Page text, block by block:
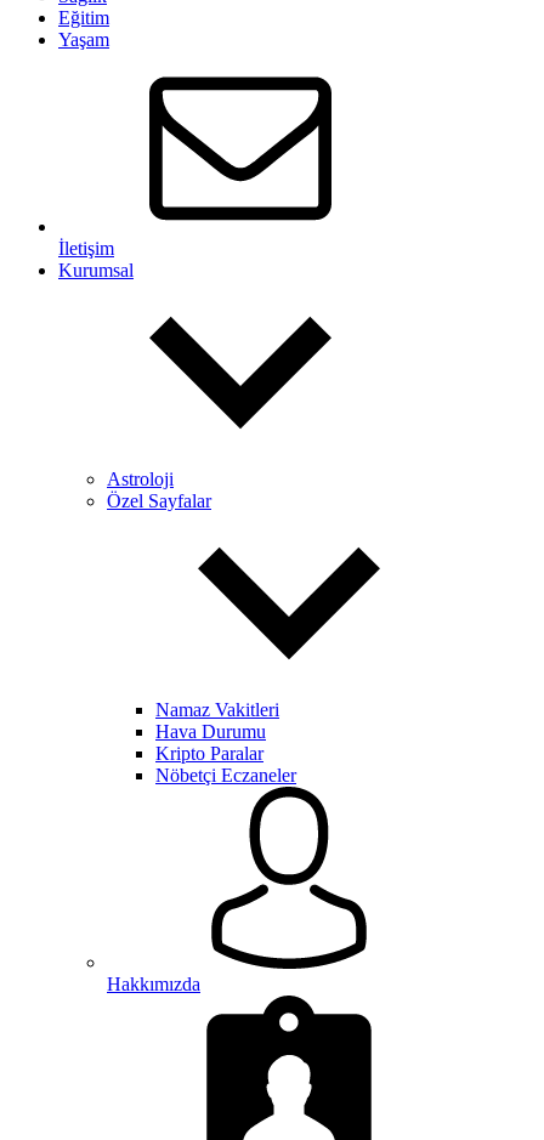
Eğitim
Yaşam
İletişim
Kurumsal
Astroloji
Özel Sayfalar
Namaz Vakitleri
Hava Durumu
Kripto Paralar
Nöbetçi Eczaneler
Hakkımızda